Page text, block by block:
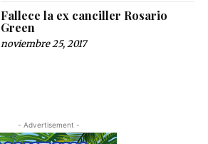
Fallece la ex canciller Rosario
Green
noviembre 25, 2017
- Advertisement -